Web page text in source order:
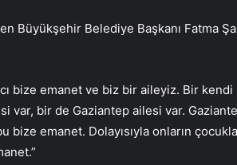
Büyükşehir Belediye Başkanı Fatma
bize emanet ve biz bir aileyiz. Bir
var, bir de Gaziantep ailesi var.
emanet. Dolayısıyla onların